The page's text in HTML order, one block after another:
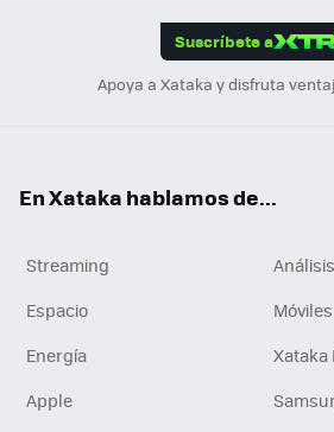
Suscríbete a
Apoya a Xataka y disfruta
En Xataka hablamos de...
Streaming
Análisis
Espacio
Móviles
Energía
Xataka
Apple